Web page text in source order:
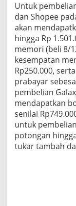
Untuk
dan Shopee
akan
hingga Rp
memori (beli 8/
kesempatan
Rp250.000,
prabayar
pembelian
mendapatkan
senilai
untuk
potongan
tukar tambah